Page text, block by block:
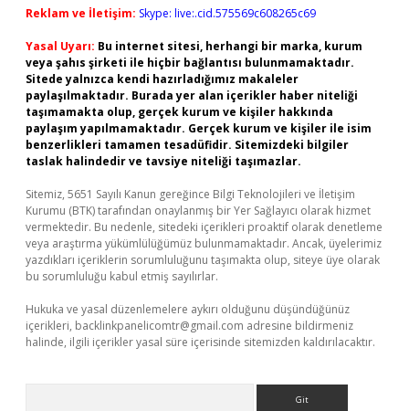
Reklam ve İletişim: Skype: live:.cid.575569c608265c69
Yasal Uyarı: Bu internet sitesi, herhangi bir marka, kurum
veya şahıs şirketi ile hiçbir bağlantısı bulunmamaktadır.
Sitede yalnızca kendi hazırladığımız makaleler
paylaşılmaktadır. Burada yer alan içerikler haber niteliği
taşımamakta olup, gerçek kurum ve kişiler hakkında
paylaşım yapılmamaktadır. Gerçek kurum ve kişiler ile isim
benzerlikleri tamamen tesadüfidir. Sitemizdeki bilgiler
taslak halindedir ve tavsiye niteliği taşımazlar.
Sitemiz, 5651 Sayılı Kanun gereğince Bilgi Teknolojileri ve İletişim
Kurumu (BTK) tarafından onaylanmış bir Yer Sağlayıcı olarak hizmet
vermektedir. Bu nedenle, sitedeki içerikleri proaktif olarak denetleme
veya araştırma yükümlülüğümüz bulunmamaktadır. Ancak, üyelerimiz
yazdıkları içeriklerin sorumluluğunu taşımakta olup, siteye üye olarak
bu sorumluluğu kabul etmiş sayılırlar.
Hukuka ve yasal düzenlemelere aykırı olduğunu düşündüğünüz
içerikleri, backlinkpanelicomtr@gmail.com adresine bildirmeniz
halinde, ilgili içerikler yasal süre içerisinde sitemizden kaldırılacaktır.